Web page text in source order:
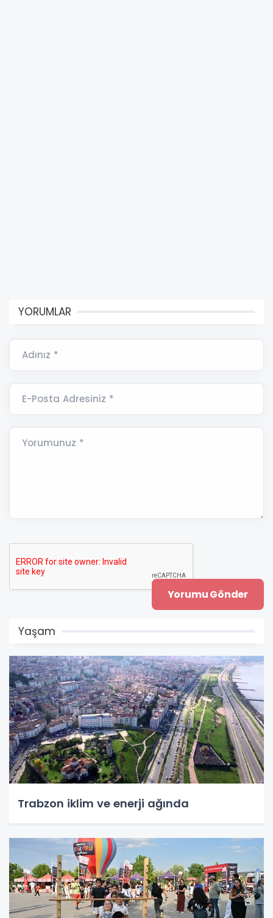
YORUMLAR
Adınız *
E-Posta Adresiniz *
Yorumunuz *
Yaşam
Trabzon iklim ve enerji ağında